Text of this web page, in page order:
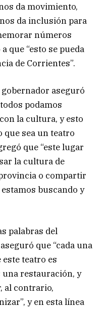
da movimiento,
da inclusión para
números
que “esto se pueda
de Corrientes”.
aseguró
podamos
la cultura, y esto
sea un teatro
que “este lugar
la cultura de
o compartir
buscando y
palabras del
que “cada una
este teatro es
una restauración, y
al contrario,
y en esta línea